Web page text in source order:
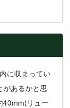
に収まってい
があるかと思
40mm(リュー